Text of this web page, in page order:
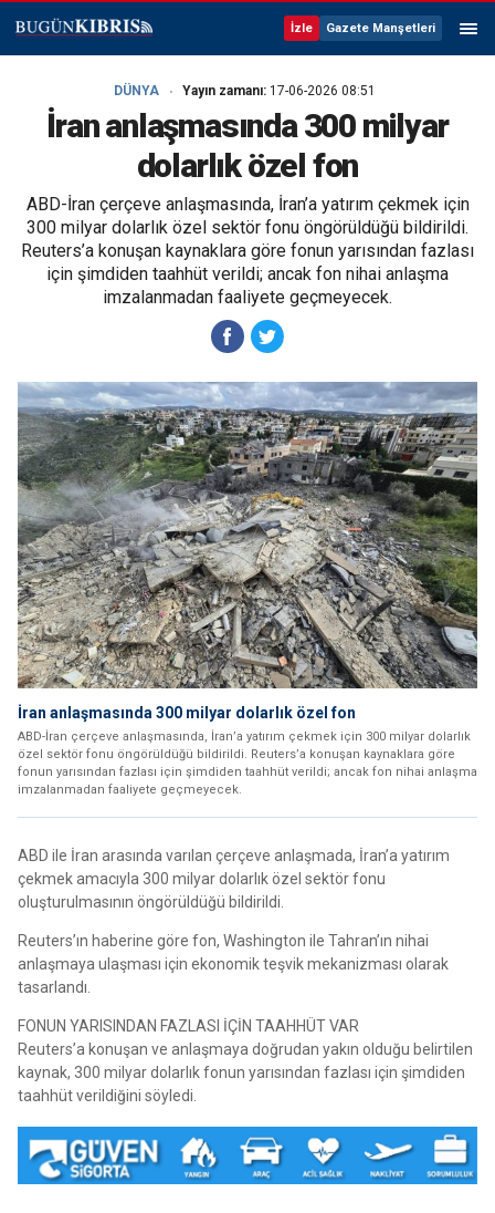
İzle Gazete Manşetleri
DÜNYA Yayın zamanı: 17-06-2026 08:51
İran anlaşmasında 300 milyar
dolarlık özel fon
ABD-İran çerçeve anlaşmasında, İran’a yatırım çekmek için
300 milyar dolarlık özel sektör fonu öngörüldüğü bildirildi.
Reuters’a konuşan kaynaklara göre fonun yarısından fazlası
için şimdiden taahhüt verildi; ancak fon nihai anlaşma
imzalanmadan faaliyete geçmeyecek.
İran anlaşmasında 300 milyar dolarlık özel fon
ABD-İran çerçeve anlaşmasında, İran’a yatırım çekmek için 300 milyar dolarlık
özel sektör fonu öngörüldüğü bildirildi. Reuters’a konuşan kaynaklara göre
fonun yarısından fazlası için şimdiden taahhüt verildi; ancak fon nihai anlaşma
imzalanmadan faaliyete geçmeyecek.
ABD ile İran arasında varılan çerçeve anlaşmada, İran’a yatırım
çekmek amacıyla 300 milyar dolarlık özel sektör fonu
oluşturulmasının öngörüldüğü bildirildi.
Reuters’ın haberine göre fon, Washington ile Tahran’ın nihai
anlaşmaya ulaşması için ekonomik teşvik mekanizması olarak
tasarlandı.
FONUN YARISINDAN FAZLASI İÇİN TAAHHÜT VAR
Reuters’a konuşan ve anlaşmaya doğrudan yakın olduğu belirtilen
kaynak, 300 milyar dolarlık fonun yarısından fazlası için şimdiden
taahhüt verildiğini söyledi.